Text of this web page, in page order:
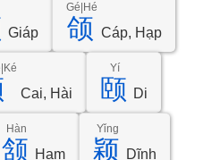
Giáp 颌
Gé|Hé
Cáp, Hạp
Cai, Hài 颐
Yí
Di
颔
Hàn
Hạm 颖
Yǐng
Dĩnh